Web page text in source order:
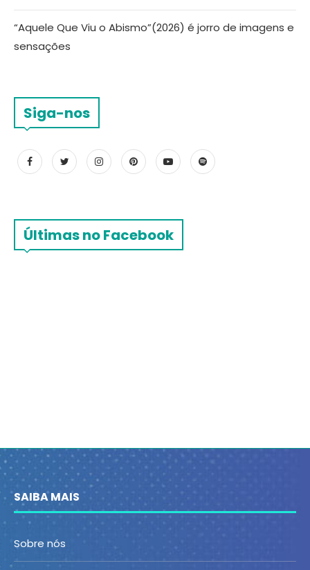
“Aquele Que Viu o Abismo”(2026) é jorro de imagens e
sensações
Siga-nos
Últimas no Facebook
SAIBA MAIS
Sobre nós